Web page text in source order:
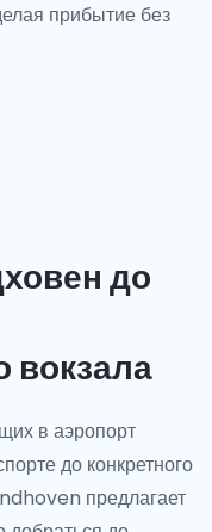
прибытие без
до
вокзала
в аэропорт
до конкретного
предлагает